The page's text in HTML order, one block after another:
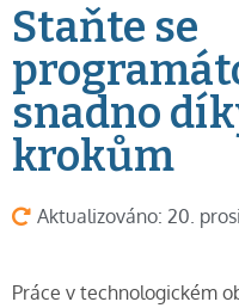
Staňte se
snadno
krokům
Aktualizováno: 20.
Práce v technologickém